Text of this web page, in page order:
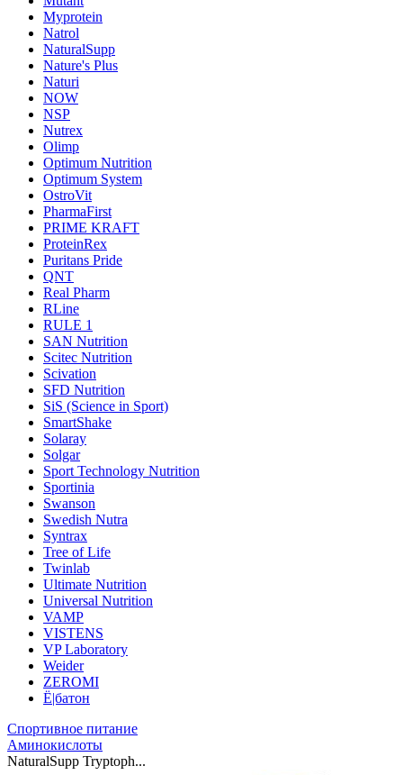
Myprotein
Natrol
NaturalSupp
Nature's Plus
Naturi
NOW
NSP
Nutrex
Olimp
Optimum Nutrition
Optimum System
OstroVit
PharmaFirst
PRIME KRAFT
ProteinRex
Puritans Pride
QNT
Real Pharm
RLine
RULE 1
SAN Nutrition
Scitec Nutrition
Scivation
SFD Nutrition
SiS (Science in Sport)
SmartShake
Solaray
Solgar
Sport Technology Nutrition
Sportinia
Swanson
Swedish Nutra
Syntrax
Tree of Life
Twinlab
Ultimate Nutrition
Universal Nutrition
VAMP
VISTENS
VP Laboratory
Weider
ZEROMI
Ё|батон
Спортивное питание
Аминокислоты
NaturalSupp Tryptoph...